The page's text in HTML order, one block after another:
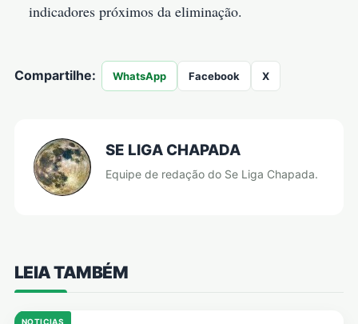
indicadores próximos da eliminação.
Compartilhe: WhatsApp Facebook X
SE LIGA CHAPADA
Equipe de redação do Se Liga Chapada.
LEIA TAMBÉM
NOTICIAS